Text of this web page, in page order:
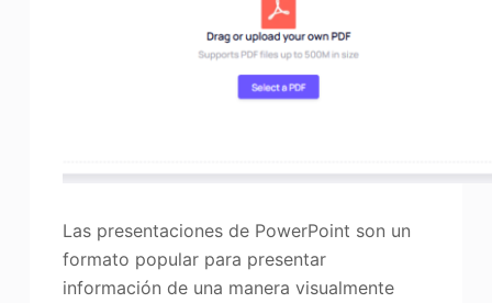
Las presentaciones de PowerPoint son un
formato popular para presentar
información de una manera visualmente